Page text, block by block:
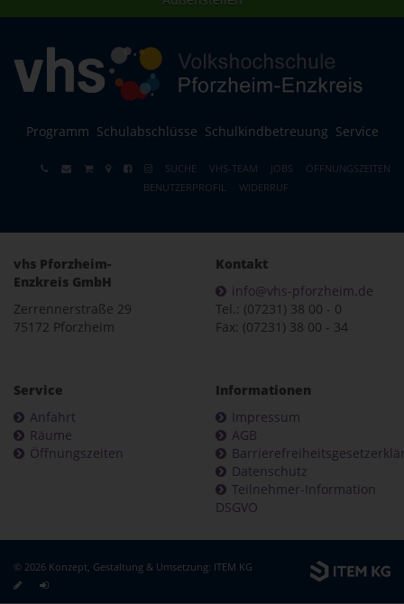
Programm Schulabschlüsse Schulkindbetreuung Service
SUCHE VHS-TEAM JOBS
ÖFFNUNGSZEITEN
BENUTZERPROFIL
WIDERRUF
vhs Pforzheim-
Enzkreis GmbH
Zerrennerstraße 29
75172 Pforzheim
Kontakt
info@vhs-pforzheim.de
Tel.: (07231) 38 00 - 0
Fax: (07231) 38 00 - 34
Service
Anfahrt
Räume
Öffnungszeiten
Informationen
Impressum
AGB
Datenschutz
Teilnehmer-Information
DSGVO
© 2026 Konzept, Gestaltung & Umsetzung: ITEM KG